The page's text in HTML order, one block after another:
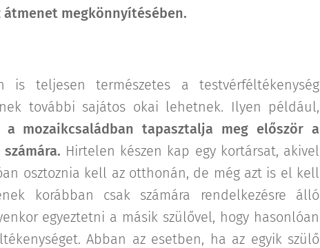
megkönnyítésében.
is teljesen természetes a testvérféltékenység
további sajátos okai lehetnek. Ilyen például,
mozaikcsaládban tapasztalja meg először a
Hirtelen készen kap egy kortársat, akivel
osztoznia kell az otthonán, de még azt is el kell
korábban csak számára rendelkezésre álló
egyeztetni a másik szülővel, hogy hasonlóan
Abban az esetben, ha az egyik szülő